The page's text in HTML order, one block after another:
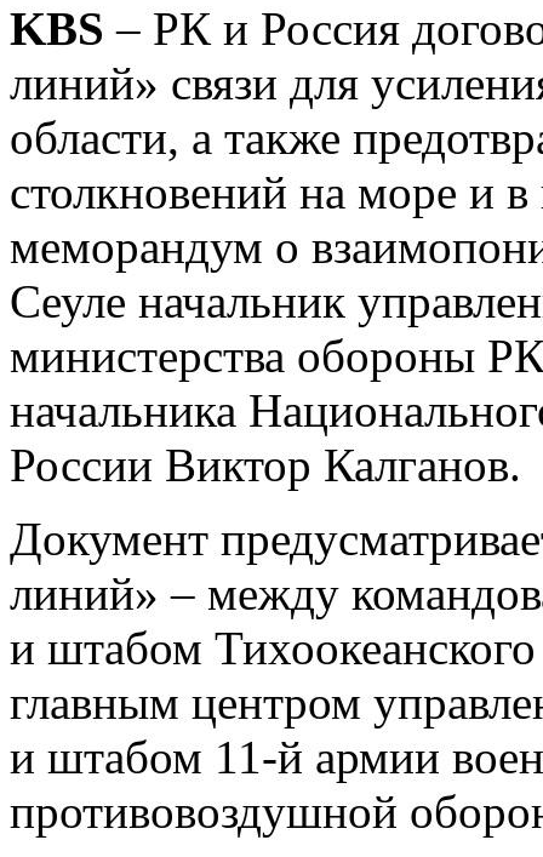
KBS – РК и Россия
линий» связи для
области, а также
столкновений на море и
меморандум о
Сеуле начальник
министерства обороны
начальника
России Виктор Калганов.
Документ
линий» – между
и штабом
главным центром
и штабом 11-й армии
противовоздушной